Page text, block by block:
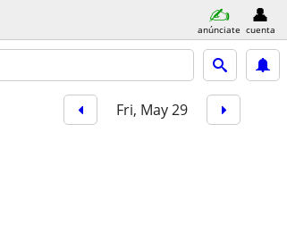
anúnciate cuenta
Fri, May 29